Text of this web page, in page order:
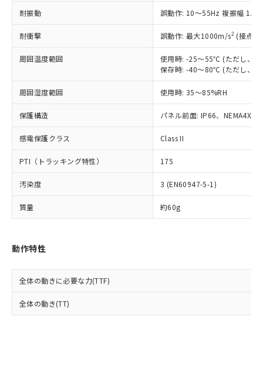
耐振動 誤動作: 10～55Hz 複振幅
耐衝撃 誤動作: 最大1000m/s2 (接点
周囲温度範囲
使用時: -25～55℃ (ただし、氷
保存時: -40～80℃ (ただし、氷
周囲湿度範囲 使用時: 35～85%RH
保護構造 パネル前面: IP66、NEMA4X,
感電保護クラス Class II
PTI（トラッキング特性） 175
汚染度 3 (EN60947-5-1)
質量 約60g
動作特性
全体の動きに必要な力(TTF)
全体の動き(TT)
記載している更新日時点での社内デー
タに基づき作成されるものであり、閲
覧された時点での実際の在庫および標
準価格とは異なる場合があることをご
正式な納期状況および標準価格はお客
様のお取引先、またはお客様担当のオ
ムロン制御機器販売店・当社販売員に
オムロン制御機器販売店や当社販売拠
販売ネットワーク
」をご確認
ください。
在庫状況および標準価格結果を当社の
事前の承諾なく第三者に漏洩または開
示しないようお願いします。
マイパーツ機能（部品リスト作成サー
ビス）をご利用いただくには、I-Web
メンバーズにご登録されている必要が
および当社の共同利用者が、当社の製
品・サービスに関するお客様との取
をご了承ください。
※当社の共同利用者とは、"個人情報
鉛(Pb) 1000ppm以下、 水銀(Hg) 1000ppm以下、 カド
六価クロム(Cr(Ⅵ)) 1000ppm以下、ポリ臭化ビフェニル
類(PBB) 1000ppm以下、ポリ臭化ジフェニルエーテル類
(PBDE) 1000ppm以下、フタル酸ビス(2-エチルヘキシ
ル) (DEHP)(別名：DOP) 1000ppm以下、フタル酸ブチ
ルベンジル（BBP） 1000ppm以下、フタル酸ジブチル
（DBP） 1000ppm以下、フタル酸ジイソブチル
(DIBP) 1000ppm以下
但し、RoHS指令で産業用監視および制御機器に対する
適用除外項目は除く。
フタル酸エステル類の４物質については閾値を超える意
図的な使用がないことを確認しています。
※2 対応予定月
部品在庫の切り替え状況などにより、予定
月が前後することがあります。
下記の非含有証明書をダウンロードするこ
とができます。
EU RoHS指令（10物質）の非含有証明書
*中国RoHS10物質の基準値 (GB/T26572)：
Pb(鉛) :1000ppm、 Hg(水銀) : 1000ppm、 Cd(カドミウ
Cr(Ⅵ)(六価クロム) : 1000ppm、 PBBs(ポリ臭化ビフェ
ニル類) : 1000ppm、 PBDEs(ポリ臭化ジフェニルエーテ
ル) : 1000ppm、
DEHP(フタル酸ビス(2-エチルヘキシル)) : 1000ppm
※2 環境保護使用期限
「ｅ」：有害物質（10物質）のすべてが基
準値以下であることを示します。
「10」：通常の使用状況下において有害物
質が外部に漏えいし、環境に深刻な影響を
及ぼさない年数を意味します。
（以下｢規制貨物等」という）を輸出
または国外への提供する場合は、日本
国政府の輸出許可(または役務取引許
可)を取得するなどの必要な手続きを
当社は規制貨物を破棄する場合は、完
全に破砕するなど、違法に輸出されな
いよう必要な手段を講じます。
当社は貴社製品を、核兵器、ミサイ
ル、化学兵器、生物兵器またはその他
武器並びにこれらの製造装置等に一切
使用いたしません。
当社は、貴社製品を第三者に販売する
場合は、上記1、2および3の内容を当
該第三者に通知します。また当社は、
販売先および販売に係わる関係者が違
法に輸出するおそれがある場合は、取
り引きをいたしません。
○ 一定数以上の在庫あり
△ 一定数には満たないが在庫あり
在庫なし(最新の在庫状況につ
いては、お客様のお取引先、ま
たはお客様担当のオムロン制御
機器販売店・当社販売員にご確
認ください)
受注生産機種、また在庫状況の
情報を公開していない機種